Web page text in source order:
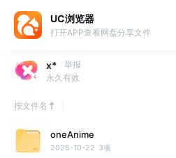
UC浏览器
打开APP查看网盘分享文件
x*
举报
永久有效
按文件名
oneAnime
2025-10-22 3项